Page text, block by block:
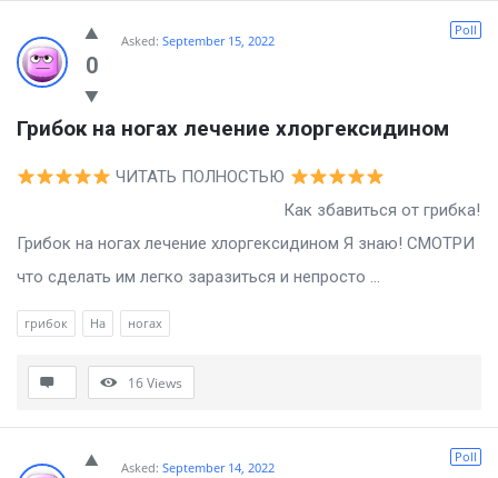
0
Poll
Asked: September 15, 2022
Грибок на ногах лечение хлоргексидином
ЧИТАТЬ ПОЛНОСТЬЮ
Как збавиться от грибка!
Грибок на ногах лечение хлоргексидином Я знаю! СМОТРИ
что сделать им легко заразиться и непросто ...
грибок На ногах
16Views
Poll
Asked: September 14, 2022